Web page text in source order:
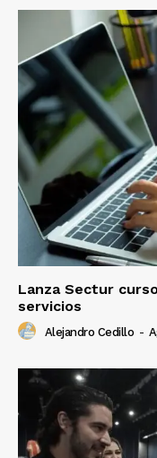
Lanza Sectur
servicios
Alejandro Cedillo -